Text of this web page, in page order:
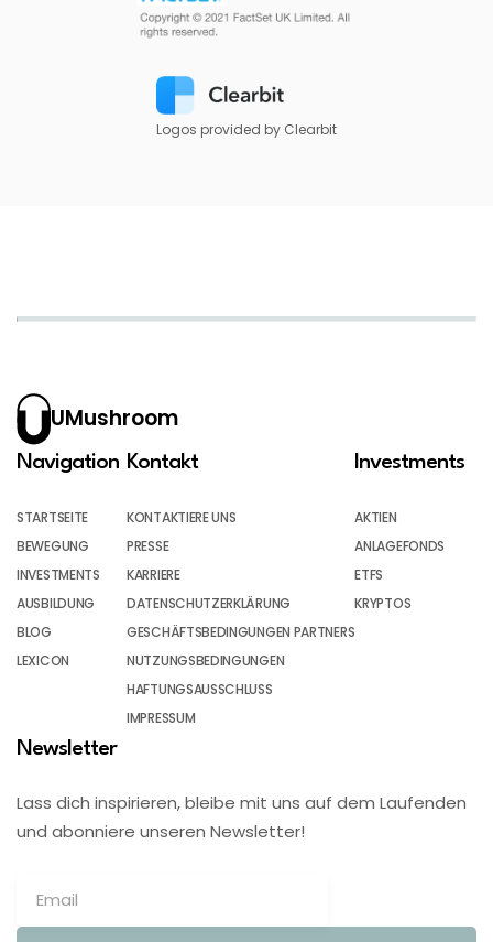
Logos provided by Clearbit
UMushroom
Navigation
STARTSEITE
BEWEGUNG
INVESTMENTS
AUSBILDUNG
BLOG
LEXICON
Kontakt
KONTAKTIERE UNS
PRESSE
KARRIERE
DATENSCHUTZERKLÄRUNG
GESCHÄFTSBEDINGUNGEN PARTNERS
NUTZUNGSBEDINGUNGEN
HAFTUNGSAUSSCHLUSS
IMPRESSUM
Investments
AKTIEN
ANLAGEFONDS
ETFS
KRYPTOS
Newsletter
Lass dich inspirieren, bleibe mit uns auf dem Laufenden
und abonniere unseren Newsletter!